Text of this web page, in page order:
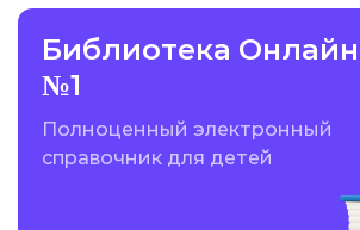
Библиотека
№1
Полноценный электронный
справочник для детей